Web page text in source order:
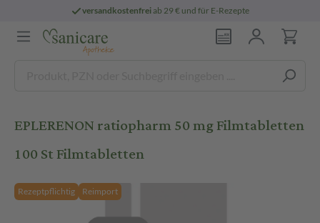
versandkostenfreiab 29 € und für E-Rezepte
EPLERENON ratiopharm 50 mg Filmtabletten
100 St Filmtabletten
Rezeptpflichtig Reimport